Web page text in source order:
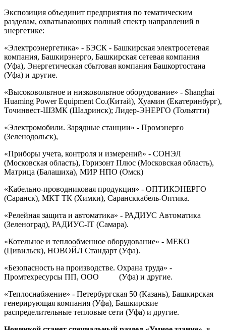
Экспозиция объединит предприятия по тематическим
разделам, охватывающих полный спектр направлений в
энергетике:
«Электроэнергетика» - БЭСК - Башкирская электросетевая
компания, Башкирэнерго, Башкирская сетевая компания
(Уфа), Энергетическая сбытовая компания Башкортостана
(Уфа) и другие.
«Высоковольтное и низковольтное оборудование» - Shanghai
Huaming Power Equipment Co.(Китай), Хуамин (Екатеринбург),
Точинвест-ШЗМК (Шадринск); Лидер-ЭНЕРГО (Тольятти)
«Электромобили. Зарядные станции» - Промэнерго
(Зеленодольск),
«Приборы учета, контроля и измерений» - СОНЭЛ
(Московская область), Горизонт Плюс (Московская область),
Матрица (Балашиха), МИР НПО (Омск)
«Кабельно-проводниковая продукция» - ОПТИКЭНЕРГО
(Саранск), МКТ ТК (Химки), Сарансккабель-Оптика.
«Релейная защита и автоматика» - РАДИУС Автоматика
(Зеленоград), РАДИУС-IT (Самара).
«Котельное и теплообменное оборудование» - МЕКО
(Цивильск), НОВОЙЛ Стандарт (Уфа).
«Безопасность на производстве. Охрана труда» -
Промтехресурсы ПП, ООО (Уфа) и другие.
«Теплоснабжение» - Петербургская 50 (Казань), Башкирская
генерирующая компания (Уфа), Башкирские
распределительные тепловые сети (Уфа) и другие.